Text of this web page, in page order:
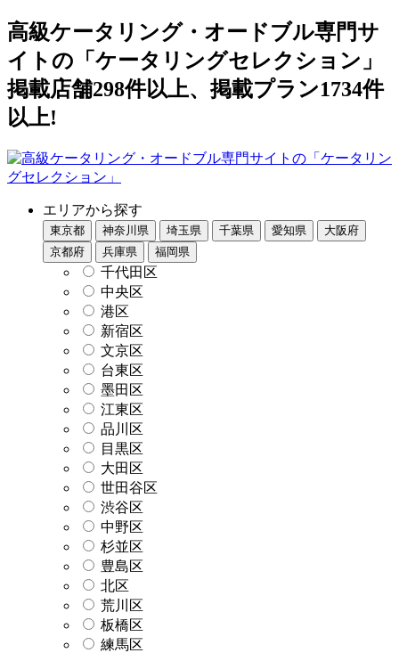
高級ケータリング・オードブル専門サ
イトの「ケータリングセレクション」
掲載店舗298件以上、掲載プラン1734件
以上!
エリアから探す
東京都 神奈川県 埼玉県 千葉県 愛知県
大阪府
京都府
兵庫県 福岡県
千代田区
中央区
港区
新宿区
文京区
台東区
墨田区
江東区
品川区
目黒区
大田区
世田谷区
渋谷区
中野区
杉並区
豊島区
北区
荒川区
板橋区
練馬区